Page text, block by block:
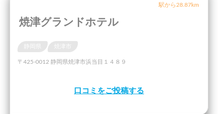
駅から28.87km
焼津グランドホテル
〒425-0012 静岡県焼津市浜当目１４８９
口コミをご投稿する